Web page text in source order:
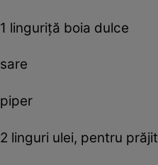
1 linguriță boia dulce
sare
piper
2 linguri ulei, pentru prăjit